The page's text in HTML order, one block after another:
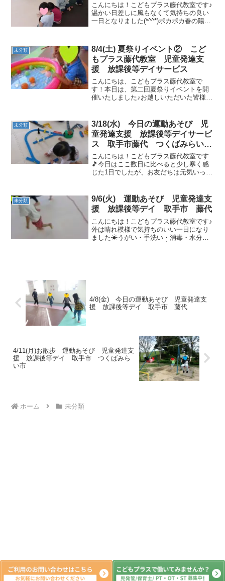
こんにちは！こどもプラス藤代教室です♪
温かい日差しに風もなくて気持ちの良い
一日となりました(*^^*)ポカポカ春の陽気
う＼(^o^)／元気に挨拶をしたら日付の質
問です🙋...
未分類
8/4(土) 夏祭りイベント② こど
もプラス藤代教室 児童発達支
援 放課後等デイサービス
こんにちは、こどもプラス藤代教室で
す！本日は、第二回夏祭りイベントを開
催いたしました♪お越しいただいた皆様、
ってもキレイに出来ましたね！大きな絵
本を読んで、今日のイ...
未分類
3/18(水) 今日の運動あそび 児
童発達支援 放課後等デイサービ
ス 取手市藤代 つくばみらい
市 龍ヶ崎
こんにちは！こどもプラス藤代教室です
🎵今日はここ数日に比べると少し寒く感
じた1日でしたが、お友だちは元気いっぱ
給をしっかりしていきましょう(^^)/午前
の運動あそび🌈自...
未分類
9/6(火) 運動あそび 児童発達支
援 放課後等デイ 取手市 藤代
こんにちは！こどもプラス藤代教室です♪
外は晴れ模様で気持ちのいい一日になり
ました☀うがい・手洗い・消毒・水分補
4/8(金) 今日の運動あそび 児童発達支
援 放課後等デイ 取手市 藤代
4/11(月)お散歩 運動あそび 児童発達支
援 放課後等デイ 取手市 つくばみら
い市
ホーム 未分類